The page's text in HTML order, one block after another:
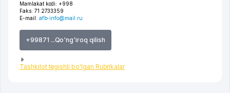
Mamlakat kodi: +998
Faks: 71 2733359
E-mail: afb-info@mail.ru
+99871 ...Qo'ng'iroq qilish
Tashkilot tegishli bo'lgan Rubrikalar